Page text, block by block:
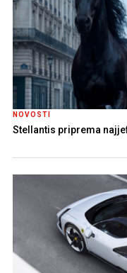
NOVOSTI
Stellantis priprema